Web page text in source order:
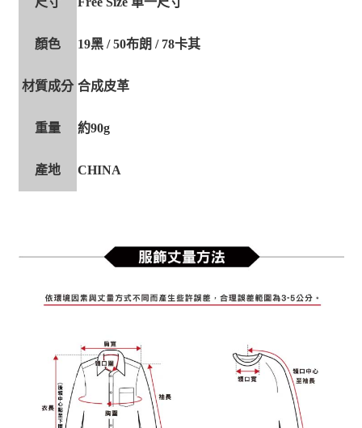
顏色 19黑 / 50布朗 / 78卡其
材質成分 合成皮革
重量 約90g
產地 CHINA